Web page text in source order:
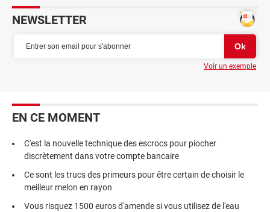
NEWSLETTER
Voir un exemple
EN CE MOMENT
C'est la nouvelle technique des escrocs pour piocher
discrètement dans votre compte bancaire
Ce sont les trucs des primeurs pour être certain de choisir le
meilleur melon en rayon
Vous risquez 1500 euros d'amende si vous utilisez de l'eau